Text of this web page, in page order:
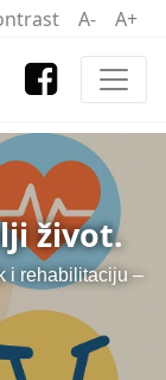
A- A+
život.
i rehabilitaciju –